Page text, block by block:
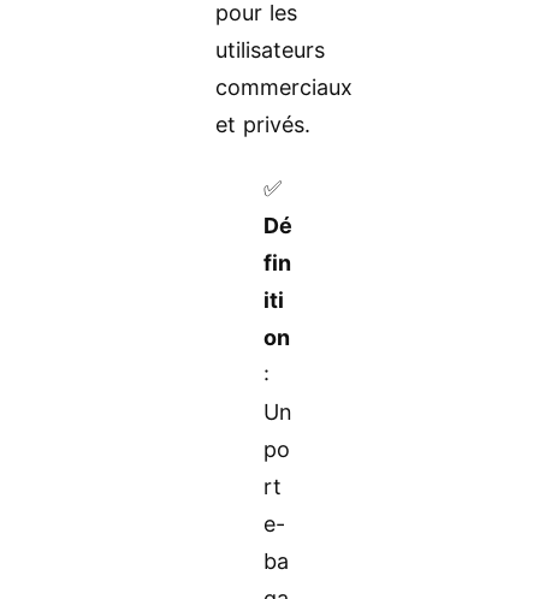
pour les
utilisateurs
commerciaux
et privés.
✅
Dé
fin
iti
on
:
Un
po
rt
e-
ba